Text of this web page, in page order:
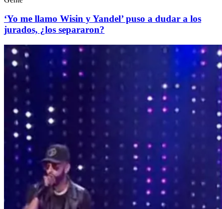
‘Yo me llamo Wisin y Yandel’ puso a dudar a los
jurados, ¿los separaron?